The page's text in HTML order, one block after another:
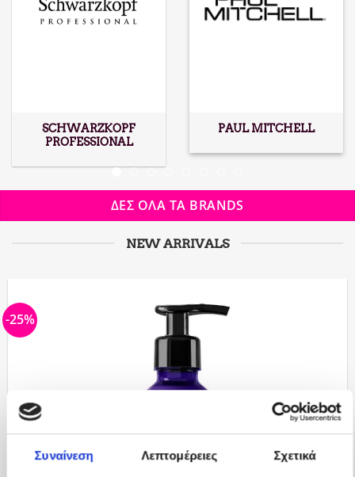
Συναίνεση Λεπτομέρειες Σχετικά
SCHWARZKOPF
PROFESSIONAL
PAUL MITCHELL
ΔΕΣ ΟΛΑ ΤΑ BRANDS
NEW ARRIVALS
-25%